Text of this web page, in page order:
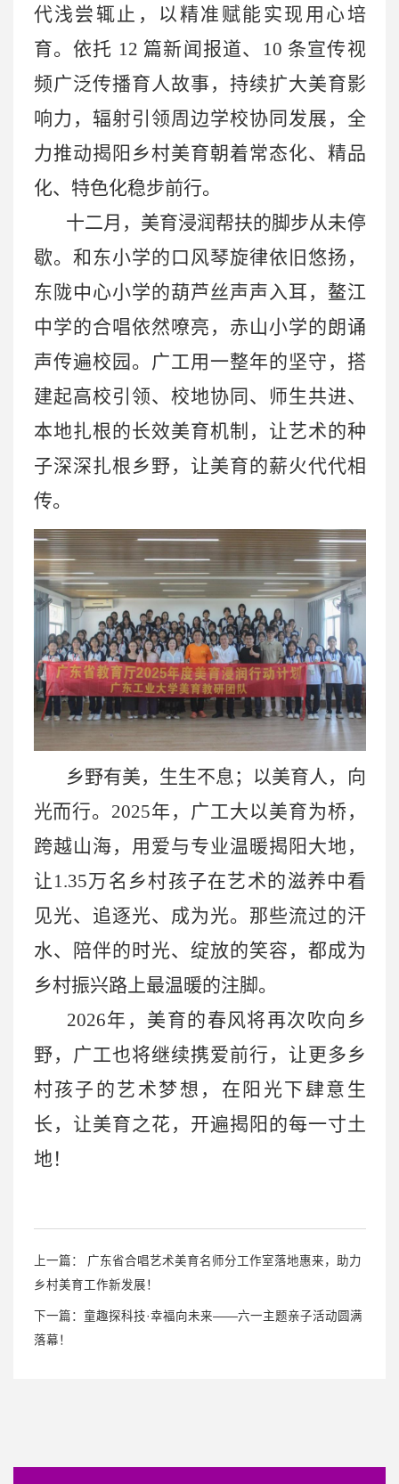
代浅尝辄止，以精准赋能实现用心培
育。依托 12 篇新闻报道、10 条宣传视
频广泛传播育人故事，持续扩大美育影
响力，辐射引领周边学校协同发展，全
力推动揭阳乡村美育朝着常态化、精品
化、特色化稳步前行。
十二月，美育浸润帮扶的脚步从未停
歇。和东小学的口风琴旋律依旧悠扬，
东陇中心小学的葫芦丝声声入耳，鳌江
中学的合唱依然嘹亮，赤山小学的朗诵
声传遍校园。广工用一整年的坚守，搭
建起高校引领、校地协同、师生共进、
本地扎根的长效美育机制，让艺术的种
子深深扎根乡野，让美育的薪火代代相
传。
乡野有美，生生不息；以美育人，向
光而行。 2025年，广工大以美育为桥，
跨越山海，用爱与专业温暖揭阳大地，
让1.35万名乡村孩子在艺术的滋养中看
见光、追逐光、成为光。那些流过的汗
水、陪伴的时光、绽放的笑容，都成为
乡村振兴路上最温暖的注脚。
2026年，美育的春风将再次吹向乡
野，广工也将继续携爱前行，让更多乡
村孩子的艺术梦想，在阳光下肆意生
长，让美育之花，开遍揭阳的每一寸土
地！
上一篇：
广东省合唱艺术美育名师分工作室落地惠来，助力
乡村美育工作新发展！
下一篇： 童趣探科技·幸福向未来——六一主题亲子活动圆满
落幕！